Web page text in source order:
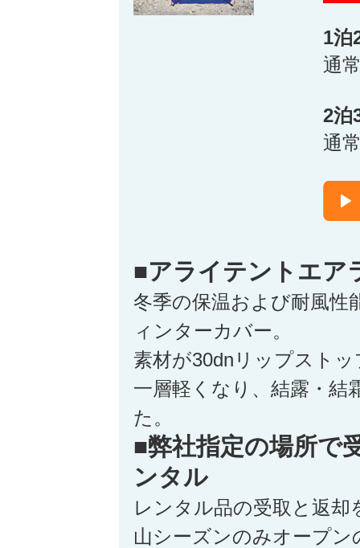
1泊
通
2泊
通
■アライテントエア
冬季の保温および耐風性
ィンターカバー。
素材が30dnリップスト
一層軽くなり、結露・結
た。
■弊社指定の場所で
ンタル
レンタル品の受取と返却
山シーズンのみオープン